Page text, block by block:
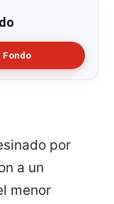
Fondo
por
a un
menor